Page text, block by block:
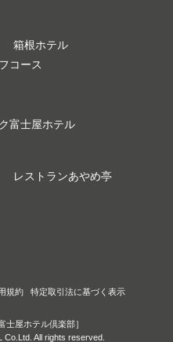
箱根ホテル
コース
富⼠屋ホテル
レストランあやめ亭
規約 特定取引法に基づく表⽰
士屋ホテル倶楽部］
All rights reserved.